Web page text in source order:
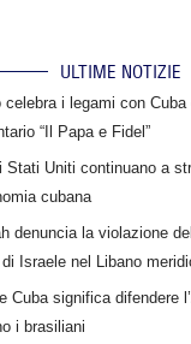
ULTIME NOTIZIE
celebra i legami con Cuba
“Il Papa e Fidel”
Stati Uniti continuano a
cubana
denuncia la violazione
Israele nel Libano
Cuba significa difendere
i brasiliani